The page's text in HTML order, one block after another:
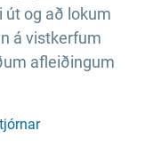
út og að lokum
á vistkerfum
afleiðingum